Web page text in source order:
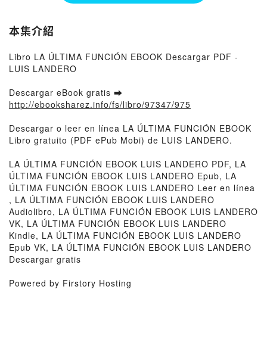
本集介紹
Libro LA ÚLTIMA FUNCIÓN EBOOK Descargar PDF -
LUIS LANDERO
Descargar eBook gratis ➡
http://ebooksharez.info/fs/libro/97347/975
Descargar o leer en línea LA ÚLTIMA FUNCIÓN EBOOK
Libro gratuito (PDF ePub Mobi) de LUIS LANDERO.
LA ÚLTIMA FUNCIÓN EBOOK LUIS LANDERO PDF, LA
ÚLTIMA FUNCIÓN EBOOK LUIS LANDERO Epub, LA
ÚLTIMA FUNCIÓN EBOOK LUIS LANDERO Leer en línea
, LA ÚLTIMA FUNCIÓN EBOOK LUIS LANDERO
Audiolibro, LA ÚLTIMA FUNCIÓN EBOOK LUIS LANDERO
VK, LA ÚLTIMA FUNCIÓN EBOOK LUIS LANDERO
Kindle, LA ÚLTIMA FUNCIÓN EBOOK LUIS LANDERO
Epub VK, LA ÚLTIMA FUNCIÓN EBOOK LUIS LANDERO
Descargar gratis
Powered by Firstory Hosting